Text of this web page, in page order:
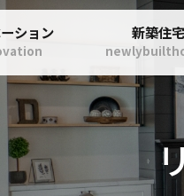
ション 新築住宅